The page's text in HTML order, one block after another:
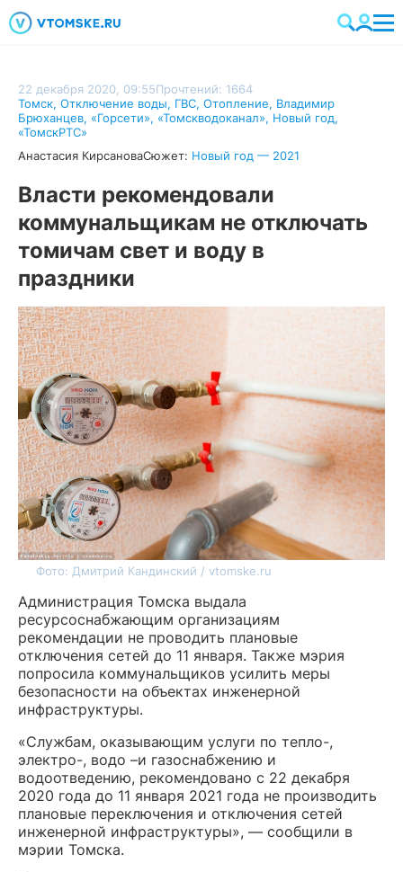
22 декабря 2020, 09:55Прочтений: 1664
Томск, Отключение воды, ГВС, Отопление, Владимир
Брюханцев, «Горсети», «Томскводоканал», Новый год,
«ТомскРТС»
Анастасия КирсановаСюжет: Новый год — 2021
Власти рекомендовали
коммунальщикам не отключать
томичам свет и воду в
праздники
Фото: Дмитрий Кандинский / vtomske.ru
Администрация Томска выдала
ресурсоснабжающим организациям
рекомендации не проводить плановые
отключения сетей до 11 января. Также мэрия
попросила коммунальщиков усилить меры
безопасности на объектах инженерной
инфраструктуры.
«Службам, оказывающим услуги по тепло-,
электро-, водо –и газоснабжению и
водоотведению, рекомендовано с 22 декабря
2020 года до 11 января 2021 года не производить
плановые переключения и отключения сетей
инженерной инфраструктуры», — сообщили в
мэрии Томска.